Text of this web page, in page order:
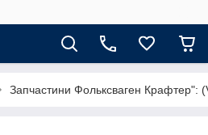
Запчастини Фольксваген Крафтер":